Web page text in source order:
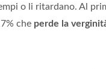
o li ritardano. Al
che perde la